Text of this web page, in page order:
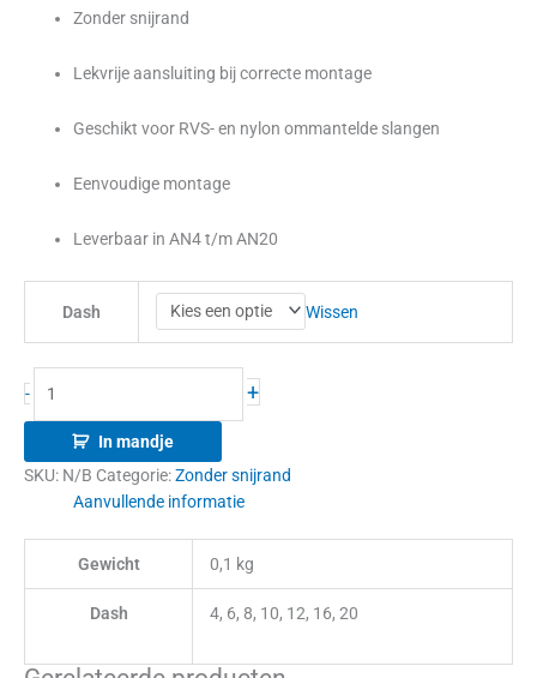
Zonder snijrand
Lekvrije aansluiting bij correcte montage
Geschikt voor RVS- en nylon ommantelde slangen
Eenvoudige montage
Leverbaar in AN4 t/m AN20
Dash Wissen
- +
In mandje
SKU: N/B Categorie:Zonder snijrand
Aanvullende informatie
Gewicht 0,1 kg
Dash 4, 6, 8, 10, 12, 16, 20